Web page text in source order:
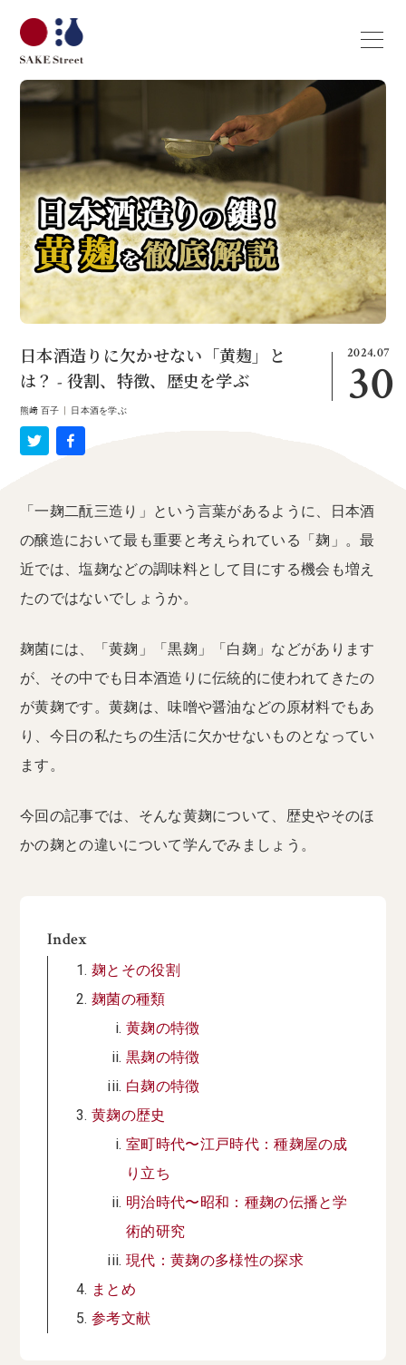
2024.07
30
日本酒造りに欠かせない「黄麹」と
は？ - 役割、特徴、歴史を学ぶ
熊﨑 百子 日本酒を学ぶ
「一麹二酛三造り」という言葉があるように、日本酒
の醸造において最も重要と考えられている「麹」。最
近では、塩麹などの調味料として目にする機会も増え
たのではないでしょうか。
麹菌には、「黄麹」「黒麹」「白麹」などがあります
が、その中でも日本酒造りに伝統的に使われてきたの
が黄麹です。黄麹は、味噌や醤油などの原材料でもあ
り、今日の私たちの生活に欠かせないものとなってい
ます。
今回の記事では、そんな黄麹について、歴史やそのほ
かの麹との違いについて学んでみましょう。
Index
麹とその役割
麹菌の種類
黄麹の特徴
黒麹の特徴
白麹の特徴
黄麹の歴史
室町時代〜江戸時代：種麹屋の成
り立ち
明治時代〜昭和：種麹の伝播と学
術的研究
現代：黄麹の多様性の探求
まとめ
参考文献